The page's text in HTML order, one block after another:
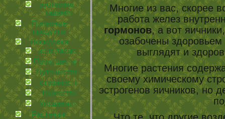
эзотерика и
гадания
Полезные
продукты
Посиделки
иcцеляемся
Происшествия
Путешествия
странности
Торжества
Угощаемся!
Растения-
Многие из вас, скорее
работа желез
гормонов, а вот
озабочены здоровьем
выглядят и
Многие растения
своему химическому
эстрогенов яичников, но